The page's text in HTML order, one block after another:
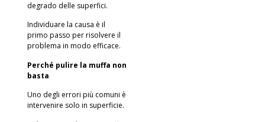
degrado delle superfici.
Individuare la causa è il
primo passo per risolvere il
problema in modo efficace.
Perché pulire la muffa non
basta
Uno degli errori più comuni è
intervenire solo in superficie.